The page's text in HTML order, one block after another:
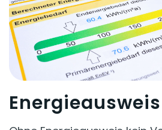
Energieausweis